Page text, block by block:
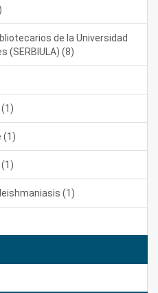
de la Universidad
(SERBIULA) (8)
(1)
(1)